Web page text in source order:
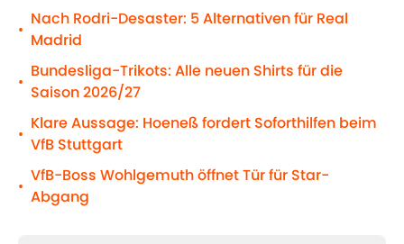
•
Nach Rodri-Desaster: 5 Alternativen für Real
Madrid
•
Bundesliga-Trikots: Alle neuen Shirts für die
Saison 2026/27
•
Klare Aussage: Hoeneß fordert Soforthilfen beim
VfB Stuttgart
•
VfB-Boss Wohlgemuth öffnet Tür für Star-
Abgang